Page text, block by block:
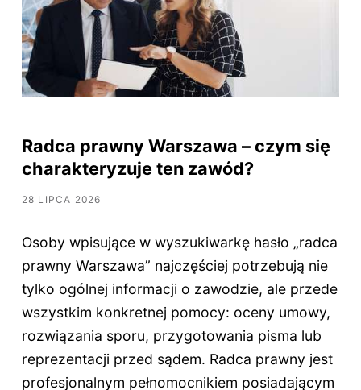
Radca prawny Warszawa – czym się
charakteryzuje ten zawód?
28 LIPCA 2026
Osoby wpisujące w wyszukiwarkę hasło „radca
prawny Warszawa” najczęściej potrzebują nie
tylko ogólnej informacji o zawodzie, ale przede
wszystkim konkretnej pomocy: oceny umowy,
rozwiązania sporu, przygotowania pisma lub
reprezentacji przed sądem. Radca prawny jest
profesjonalnym pełnomocnikiem posiadającym